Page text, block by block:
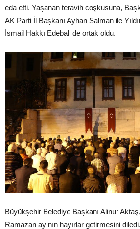
eda etti. Yaşanan teravih coşkusuna,
AK Parti İl Başkanı Ayhan Salman ile
İsmail Hakkı Edebali de ortak oldu.
Büyükşehir Belediye Başkanı Alinur
Ramazan ayının hayırlar getirmesini